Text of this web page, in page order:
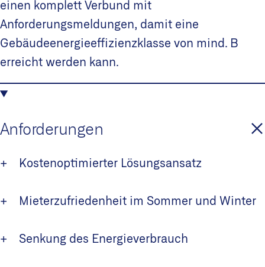
einen komplett Verbund mit
Anforderungsmeldungen, damit eine
Gebäudeenergieeffizienzklasse von mind. B
erreicht werden kann.
Anforderungen
+ Kostenoptimierter Lösungsansatz
+ Mieterzufriedenheit im Sommer und Winter
+ Senkung des Energieverbrauch